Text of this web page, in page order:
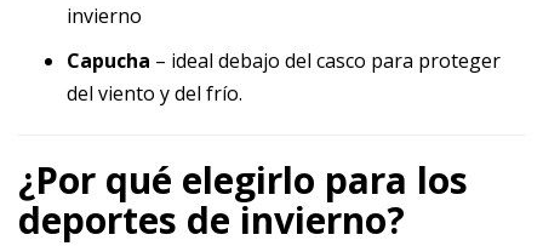
invierno
Capucha – ideal debajo del casco para proteger
del viento y del frío.
¿Por qué elegirlo para los
deportes de invierno?